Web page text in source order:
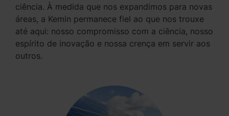
ciência. À medida que nos expandimos para novas
áreas, a Kemin permanece fiel ao que nos trouxe
até aqui: nosso compromisso com a ciência, nosso
espírito de inovação e nossa crença em servir aos
outros.